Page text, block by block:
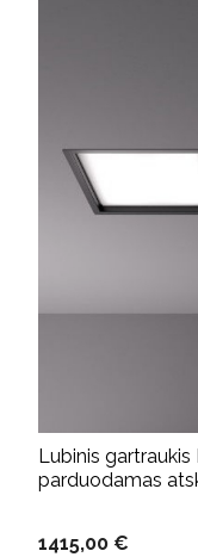
Lubinis gartraukis
parduodamas
1415,00 €